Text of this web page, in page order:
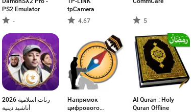
PS2 Emulator
-
tpCamera
4.67
5
رنات اسلامية 2026
أناشيد دينية
Напрямок
цифрового
Al Quran : Holy
Quran Offline